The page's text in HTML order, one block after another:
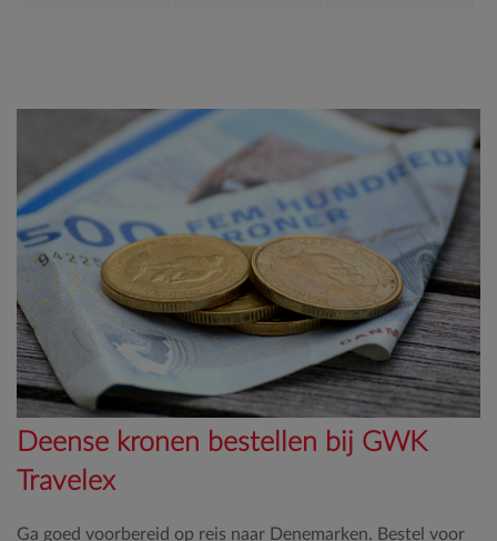
Deense kronen bestellen bij GWK
Travelex
Ga goed voorbereid op reis naar Denemarken. Bestel voor